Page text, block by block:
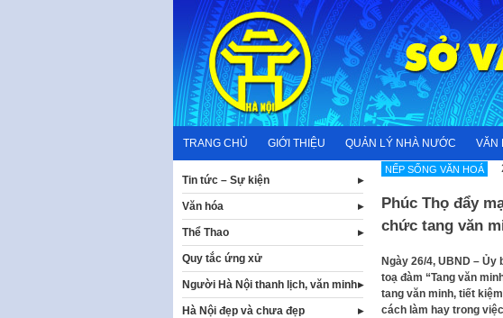
content
TRANG CHỦ GIỚI THIỆU QUẢN LÝ NHÀ NƯỚC VĂN
NẾP SỐNG VĂN HOÁ
Phúc Thọ đẩy
chức tang văn
Ngày 26/4, UBND – Ủy
toạ đàm “Tang văn
tang văn minh, tiết
cách làm hay trong
Tin tức – Sự kiện
Văn hóa
Thể Thao
Quy tắc ứng xử
Người Hà Nội thanh lịch, văn minh
Hà Nội đẹp và chưa đẹp